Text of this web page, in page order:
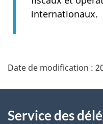
internationaux.
Additional
Information
Date de modification :
Service des